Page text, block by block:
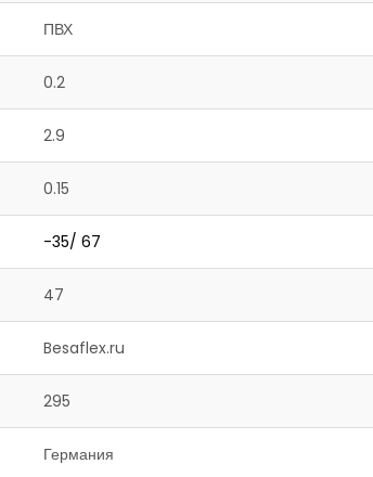
ПВХ
0.2
2.9
0.15
-35/ 67
47
Besaflex.ru
295
Германия